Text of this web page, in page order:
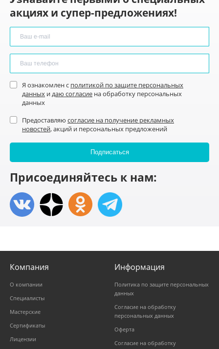
акциях и супер-предложениях!
Я ознакомлен с политикой по защите персональных
данных идаю согласие на обработку персональных
данных
Предоставляю согласие на получение рекламных
новостей, акций и персональных предложений
Присоединяйтесь к нам:
Компания
О компании
Специалисты
Мастерские
Сертификаты
Лицензии
Информация
Политика по защите персональных
данных
Согласие на обработку
персональных данных
Оферта
Согласие на обработку